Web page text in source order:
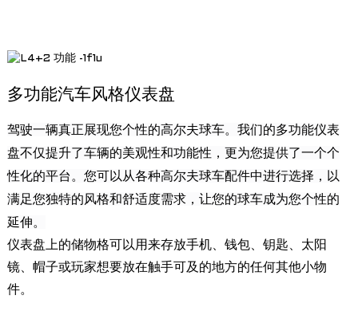
多功能汽车风格仪表盘
驾驶一辆真正展现您个性的高尔夫球车。我们的多功能仪表
盘不仅提升了车辆的美观性和功能性，更为您提供了一个个
性化的平台。您可以从各种高尔夫球车配件中进行选择，以
满足您独特的风格和舒适度需求，让您的球车成为您个性的
延伸。
仪表盘上的储物格可以用来存放手机、钱包、钥匙、太阳
镜、帽子或玩家想要放在触手可及的地方的任何其他小物
件。